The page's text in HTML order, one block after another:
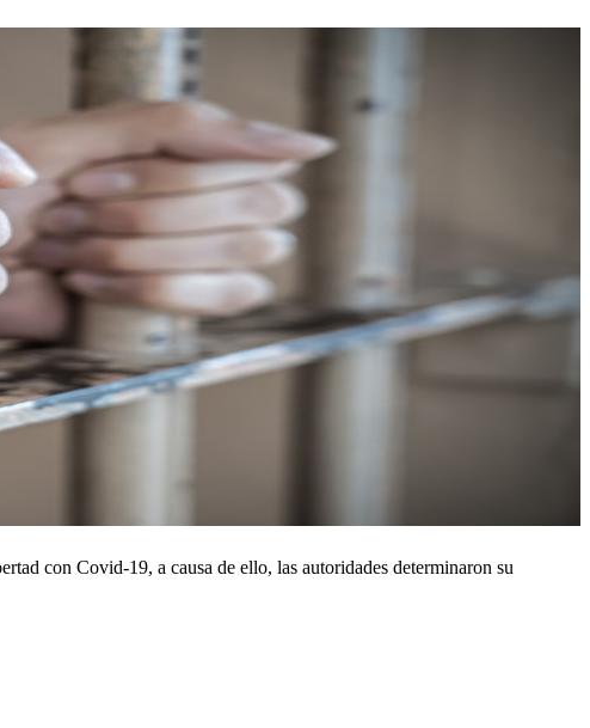
con Covid-19, a causa de ello, las autoridades determinaron su